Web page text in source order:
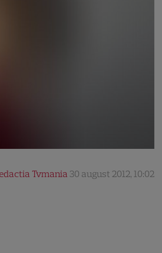
Tvmania 30 august 2012, 10:02